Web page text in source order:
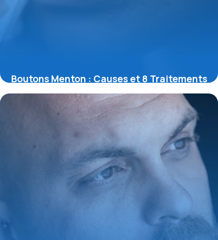
Boutons Menton : Causes et 8 Traitements
30 mai 2026